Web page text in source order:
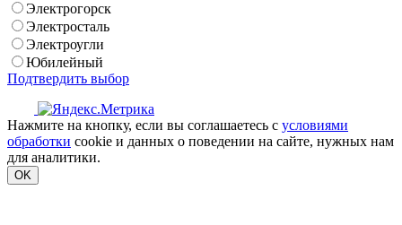
Электрогорск
Электросталь
Электроугли
Юбилейный
Подтвердить выбор
Нажмите на кнопку, если вы соглашаетесь с условиями
обработки cookie и данных о поведении на сайте, нужных нам
для аналитики.
OK